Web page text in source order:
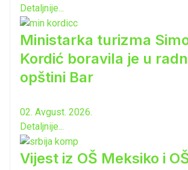
Detaljnije...
Ministarka turizma
Kordić boravila je u
opštini Bar
02. Avgust. 2026.
Detaljnije...
Vijest iz OŠ Meksiko i